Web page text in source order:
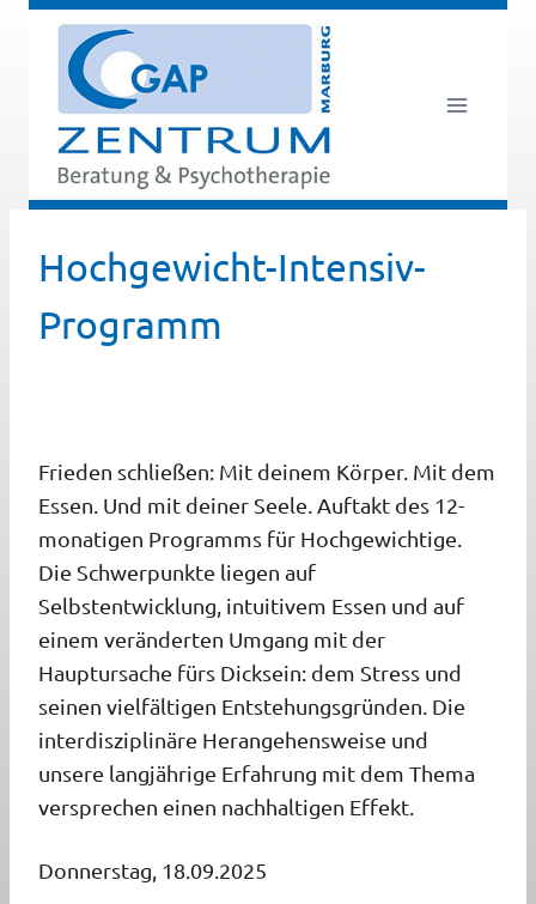
Zum
springen
Hochgewicht-Intensiv-
Programm
Frieden schließen: Mit deinem Körper. Mit dem
Essen. Und mit deiner Seele. Auftakt des 12-
monatigen Programms für Hochgewichtige.
Die Schwerpunkte liegen auf
Selbstentwicklung, intuitivem Essen und auf
einem veränderten Umgang mit der
Hauptursache fürs Dicksein: dem Stress und
seinen vielfältigen Entstehungsgründen. Die
interdisziplinäre Herangehensweise und
unsere langjährige Erfahrung mit dem Thema
versprechen einen nachhaltigen Effekt.
Donnerstag, 18.09.2025